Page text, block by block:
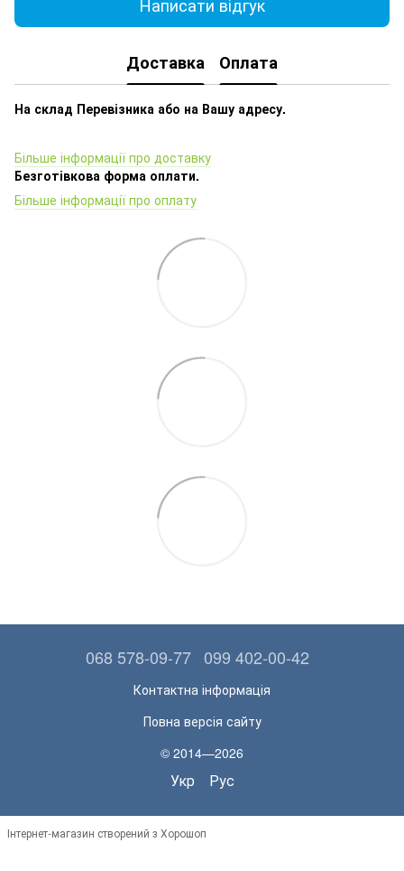
Доставка Оплата
На склад Перевізника або на Вашу адресу.
Більше інформації про доставку
Безготівкова форма оплати.
Більше інформації про оплату
068 578-09-77 099 402-00-42
Контактна інформація
Повна версія сайту
© 2014—2026
Укр Рус
Інтернет-магазин створений з Хорошоп